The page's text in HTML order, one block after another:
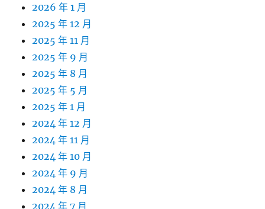
2026 年 1 月
2025 年 12 月
2025 年 11 月
2025 年 9 月
2025 年 8 月
2025 年 5 月
2025 年 1 月
2024 年 12 月
2024 年 11 月
2024 年 10 月
2024 年 9 月
2024 年 8 月
2024 年 7 月